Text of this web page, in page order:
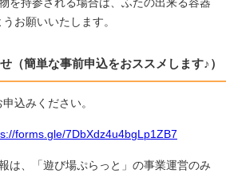
を持参される場合は、ふたの出来る容器
お願いいたします。
（簡単な事前申込をおススメします♪）
込みください。
forms.gle/7DbXdz4u4bgLp1ZB7
は、「遊び場ぷらっと」の事業運営のみ